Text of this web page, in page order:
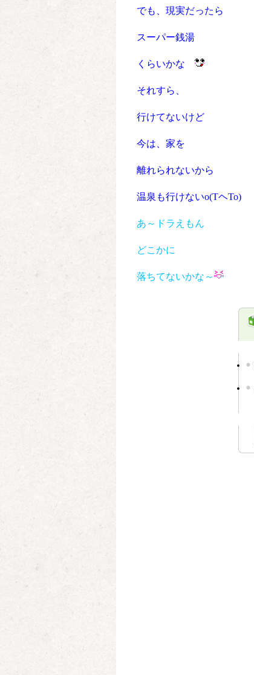
でも、現実だったら
スーパー銭湯
くらいかな
それすら、
行けてないけど
今は、家を
離れられないから
温泉も行けないo(TヘTo)
あ～ドラえもん
どこかに
落ちてないかな～